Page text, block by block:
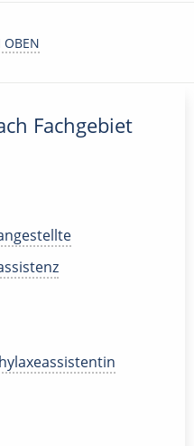
OBEN
Fachgebiet